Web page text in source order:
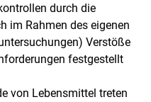
durch die
im Rahmen des eigenen
Verstöße
festgestellt
von Lebensmittel treten